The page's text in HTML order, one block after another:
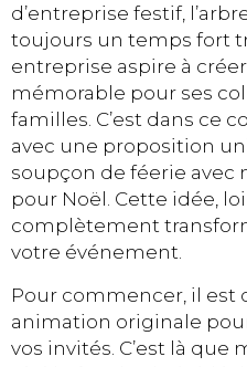
d’entreprise festif,
toujours un temps fort
entreprise aspire à
mémorable pour ses
familles. C’est dans ce
avec une proposition
soupçon de féerie avec
pour Noël. Cette idée,
complètement
votre événement.
Pour commencer, il est
animation originale
vos invités. C’est là que